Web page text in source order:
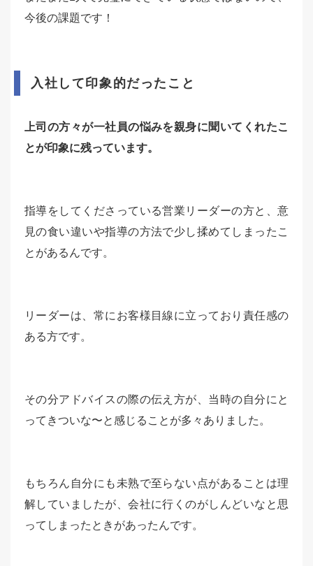
今後の課題です！
入社して印象的だったこと
上司の方々が一社員の悩みを親身に聞いてくれたこ
とが印象に残っています。
指導をしてくださっている営業リーダーの方と、意
見の食い違いや指導の方法で少し揉めてしまったこ
とがあるんです。
リーダーは、常にお客様目線に立っており責任感の
ある方です。
その分アドバイスの際の伝え方が、当時の自分にと
ってきついな〜と感じることが多々ありました。
もちろん自分にも未熟で至らない点があることは理
解していましたが、会社に行くのがしんどいなと思
ってしまったときがあったんです。